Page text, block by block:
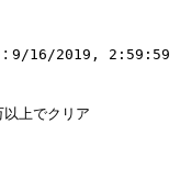
9/16/2019, 2:59:59
上でクリア